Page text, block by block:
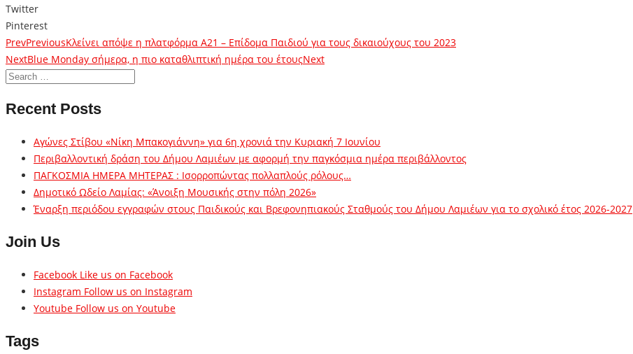
Twitter
Pinterest
PrevPreviousΚλείνει απόψε η πλατφόρμα Α21 – Επίδομα Παιδιού για τους δικαιούχους του 2023
NextBlue Monday σήμερα, η πιο καταθλιπτική ημέρα του έτουςNext
Recent Posts
Αγώνες Στίβου «Νίκη Μπακογιάννη» για 6η χρονιά την Κυριακή 7 Ιουνίου
Περιβαλλοντική δράση του Δήμου Λαμιέων με αφορμή την παγκόσμια ημέρα περιβάλλοντος
ΠΑΓΚΟΣΜΙΑ ΗΜΕΡΑ ΜΗΤΕΡΑΣ : Ισορροπώντας πολλαπλούς ρόλους…
Δημοτικό Ωδείο Λαμίας: «Άνοιξη Μουσικής στην πόλη 2026»
Έναρξη περιόδου εγγραφών στους Παιδικούς και Βρεφονηπιακούς Σταθμούς του Δήμου Λαμιέων για το σχολικό έτος 2026-2027
Join Us
Facebook Like us on Facebook
Instagram Follow us on Instagram
Youtube Follow us on Youtube
Tags